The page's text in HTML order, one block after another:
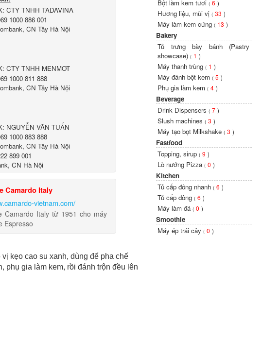
CTY TNHH TADAVINA
1000 886 001
CN Tây Hà Nội
CTY TNHH MENMOT
1000 811 888
CN Tây Hà Nội
NGUYỄN VĂN TUẤN
1000 883 888
CN Tây Hà Nội
899 001
CN Hà Nội
Camardo Italy
vietnam.com/
Camardo Italy từ 1951 cho máy
Espresso
kẹo cao su xanh, dùng để pha chế
phụ gia làm kem, rồi đánh trộn đều lên
Bột làm kem tươi( 6 )
Hương liệu, mùi vị( 33 )
Máy làm kem cứng( 13 )
Bakery
Tủ trưng bày bánh (Pastry
showcase)( 1 )
Máy thanh trùng( 1 )
Máy đánh bột kem( 5 )
Phụ gia làm kem( 4 )
Beverage
Drink Dispensers( 7 )
Slush machines( 3 )
Máy tạo bọt Milkshake( 3 )
Fastfood
Topping, sirup( 9 )
Lò nướng Pizza( 0 )
Kitchen
Tủ cấp đông nhanh( 6 )
Tủ cấp đông( 6 )
Máy làm đá( 0 )
Smoothie
Máy ép trái cây( 0 )